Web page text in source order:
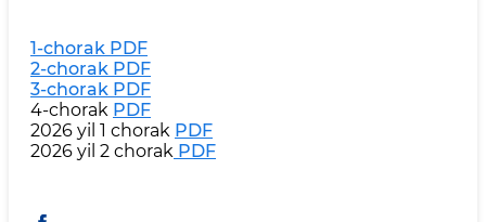
1-chorak PDF
2-chorak PDF
3-chorak PDF
4-chorak PDF
2026 yil 1 chorak PDF
2026 yil 2 chorak PDF